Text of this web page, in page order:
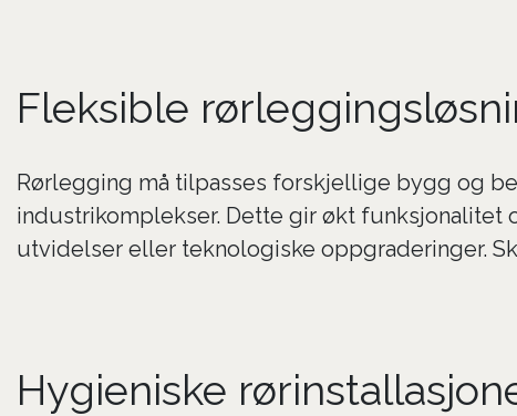
Fleksible
Rørlegging må tilpasses forskjellige bygg og
industrikomplekser. Dette gir økt
utvidelser eller teknologiske oppgraderinger.
Hygieniske